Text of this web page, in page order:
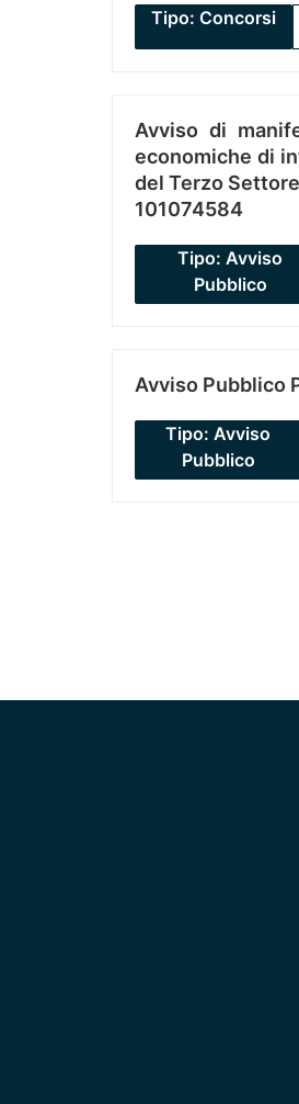
Tipo: Concorsi
Avviso di
economiche di
del Terzo
101074584
Tipo: Avviso
Pubblico
Avviso Pubblico
Tipo: Avviso
Pubblico